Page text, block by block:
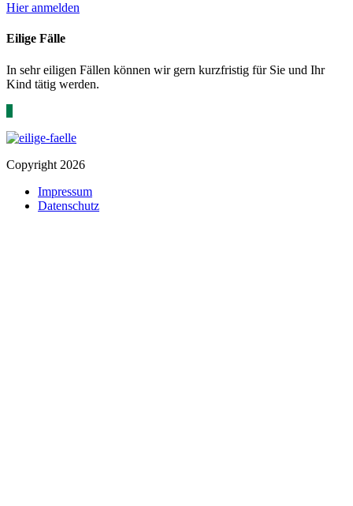
Hier anmelden
Eilige Fälle
In sehr eiligen Fällen können wir gern kurzfristig für Sie und Ihr
Kind tätig werden.
Copyright 2026
Impressum
Datenschutz